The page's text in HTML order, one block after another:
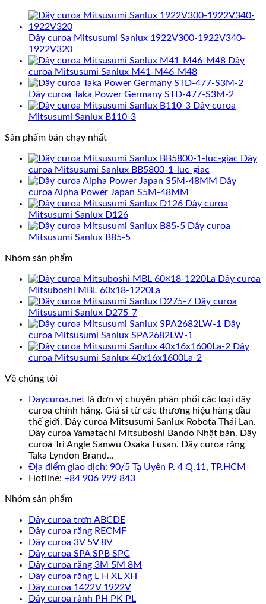
Dây curoa Mitsusumi Sanlux 1922V300-1922V340-
1922V320
Dây
curoa Mitsusumi Sanlux M41-M46-M48
Dây curoa Taka Power Germany STD-477-S3M-2
Dây curoa
Mitsusumi Sanlux B110-3
Sản phẩm bán chạy nhất
Dây
curoa Mitsusumi Sanlux BB5800-1-luc-giac
Dây
curoa Alpha Power Japan S5M-48MM
Dây curoa
Mitsusumi Sanlux D126
Dây curoa
Mitsusumi Sanlux B85-5
Nhóm sản phẩm
Dây curoa
Mitsuboshi MBL 60x18-1220La
Dây curoa
Mitsusumi Sanlux D275-7
Dây
curoa Mitsusumi Sanlux SPA2682LW-1
Dây
curoa Mitsusumi Sanlux 40x16x1600La-2
Về chúng tôi
Daycuroa.net là đơn vị chuyên phân phối các loại dây
curoa chính hãng. Giá sỉ từ các thương hiệu hàng đầu
thế giới. Dây curoa Mitsusumi Sanlux Robota Thái Lan.
Dây curoa Yamatachi Mitsuboshi Bando Nhật bản. Dây
curoa Tri Angle Sanwu Osaka Fusan. Dây curoa răng
Taka Lyndon Brand...
Địa điểm giao dịch: 90/5 Tạ Uyên P. 4 Q.11, TP.HCM
Hotline: +84 906 999 843
Nhóm sản phẩm
Dây curoa trơn ABCDE
Dây curoa răng RECMF
Dây curoa 3V 5V 8V
Dây curoa SPA SPB SPC
Dây curoa răng 3M 5M 8M
Dây curoa răng L H XL XH
Dây curoa 1422V 1922V
Dây curoa rảnh PH PK PL